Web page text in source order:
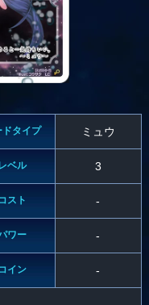
ドタイプ ミュウ
レベル 3
スト -
ワー -
イン -